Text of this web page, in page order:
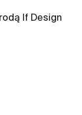
If Design